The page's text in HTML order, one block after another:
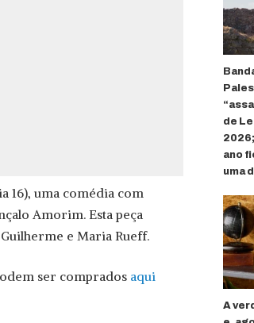
16), uma comédia com
Amorim. Esta peça
e Maria Rueff.
ser comprados aqui
de
ano
uma
A